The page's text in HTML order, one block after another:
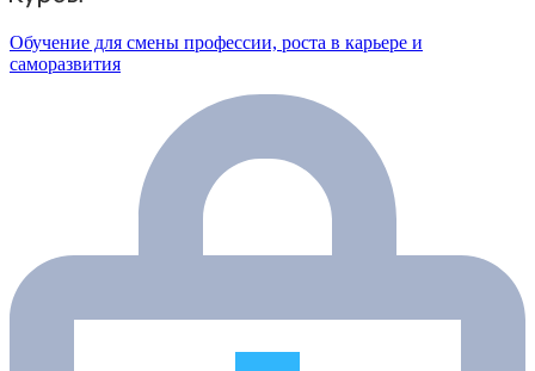
Обучение для смены профессии, роста в карьере и
саморазвития